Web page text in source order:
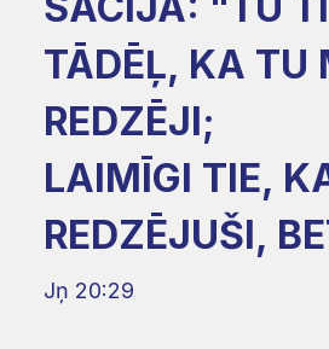
TĀDĒĻ, KA TU
REDZĒJI;
LAIMĪGI TIE,
REDZĒJUŠI,
Jņ 20:29